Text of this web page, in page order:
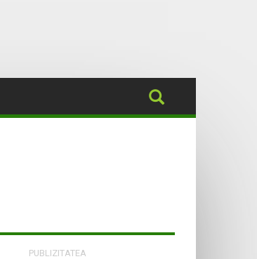
PUBLIZITATEA